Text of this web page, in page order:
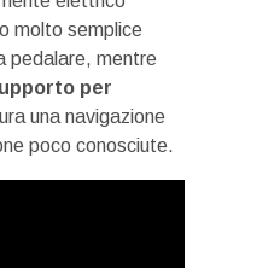
molto semplice
pedalare, mentre
per
una navigazione
poco conosciute.